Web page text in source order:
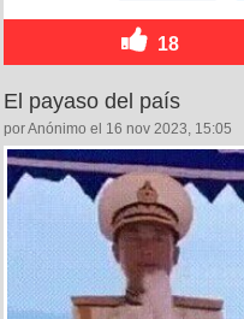
18
El payaso del país
por Anónimo el 16 nov 2023, 15:05